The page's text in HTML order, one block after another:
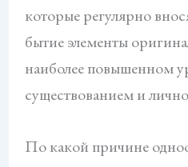
которые регулярно
бытие элементы
наиболее повышенном
существованием и
По какой причине